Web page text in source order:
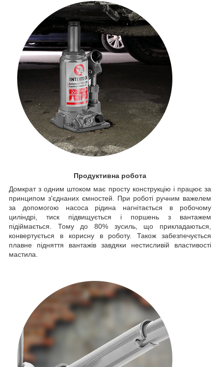
Продуктивна робота
Домкрат з одним штоком має просту конструкцію і працює за
принципом з'єднаних ємностей. При роботі ручним важелем
за допомогою насоса рідина нагнітається в робочому
циліндрі, тиск підвищується і поршень з вантажем
підіймається. Тому до 80% зусиль, що прикладаються,
конвертується в корисну в роботу. Також забезпечується
плавне підняття вантажів завдяки нестисливій властивості
мастила.